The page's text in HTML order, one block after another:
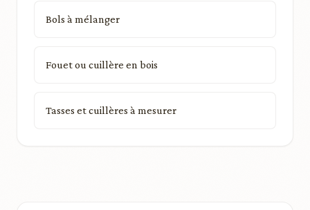
Bols à mélanger
Fouet ou cuillère en bois
Tasses et cuillères à mesurer